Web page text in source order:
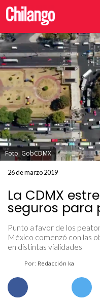
Foto: GobCDMX
26 de marzo 2019
La CDMX
seguros para
Punto a favor de los
México comenzó con las
en distintas vialidades
Por: Redacción ka